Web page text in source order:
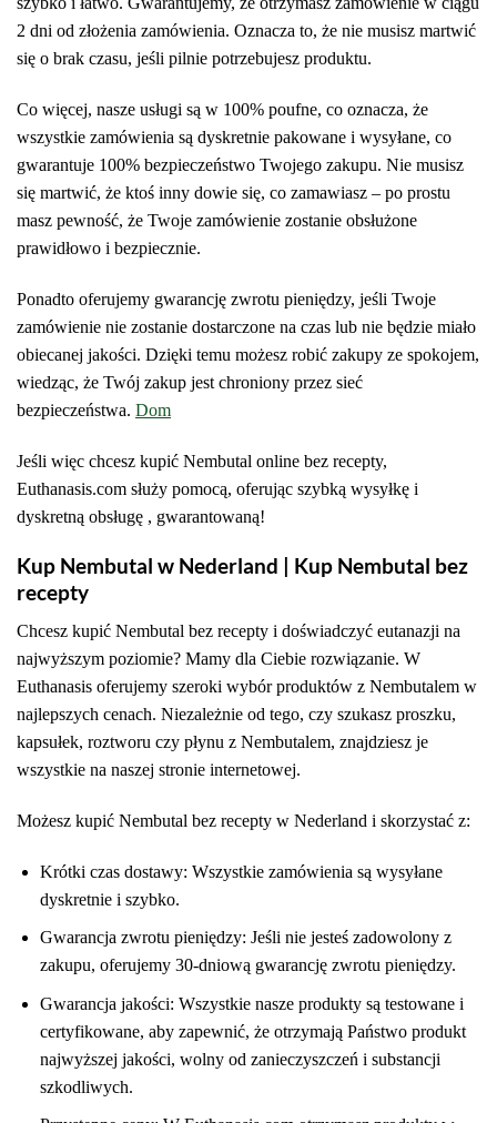
2 dni od złożenia zamówienia. Oznacza to, że nie musisz martwić
się o brak czasu, jeśli pilnie potrzebujesz produktu.
Co więcej, nasze usługi są w 100% poufne, co oznacza, że ​​
wszystkie zamówienia są dyskretnie pakowane i wysyłane, co
gwarantuje 100% bezpieczeństwo Twojego zakupu. Nie musisz
się martwić, że ktoś inny dowie się, co zamawiasz – po prostu
masz pewność, że Twoje zamówienie zostanie obsłużone
prawidłowo i bezpiecznie.
Ponadto oferujemy gwarancję zwrotu pieniędzy, jeśli Twoje
zamówienie nie zostanie dostarczone na czas lub nie będzie miało
obiecanej jakości. Dzięki temu możesz robić zakupy ze spokojem,
wiedząc, że Twój zakup jest chroniony przez sieć
bezpieczeństwa. Dom
Jeśli więc chcesz kupić Nembutal online bez recepty,
Euthanasis.com służy pomocą, oferując szybką wysyłkę i
dyskretną obsługę , gwarantowaną!
Kup Nembutal w Nederland | Kup Nembutal bez
recepty
Chcesz kupić Nembutal bez recepty i doświadczyć eutanazji na
najwyższym poziomie? Mamy dla Ciebie rozwiązanie. W
Euthanasis oferujemy szeroki wybór produktów z Nembutalem w
najlepszych cenach. Niezależnie od tego, czy szukasz proszku,
kapsułek, roztworu czy płynu z Nembutalem, znajdziesz je
wszystkie na naszej stronie internetowej.
Możesz kupić Nembutal bez recepty w Nederland i skorzystać z:
Krótki czas dostawy: Wszystkie zamówienia są wysyłane
dyskretnie i szybko.
Gwarancja zwrotu pieniędzy: Jeśli nie jesteś zadowolony z
zakupu, oferujemy 30-dniową gwarancję zwrotu pieniędzy.
Gwarancja jakości: Wszystkie nasze produkty są testowane i
certyfikowane, aby zapewnić, że otrzymają Państwo produkt
najwyższej jakości, wolny od zanieczyszczeń i substancji
szkodliwych.